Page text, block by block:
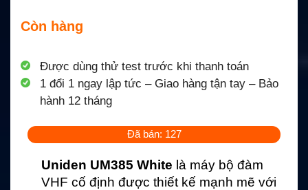
Còn hàng
Được dùng thử test trước khi thanh toán
1 đổi 1 ngay lập tức – Giao hàng tận tay – Bảo
hành 12 tháng
Đã bán: 127
Uniden UM385 White là máy bộ đàm
VHF cố định được thiết kế mạnh mẽ với